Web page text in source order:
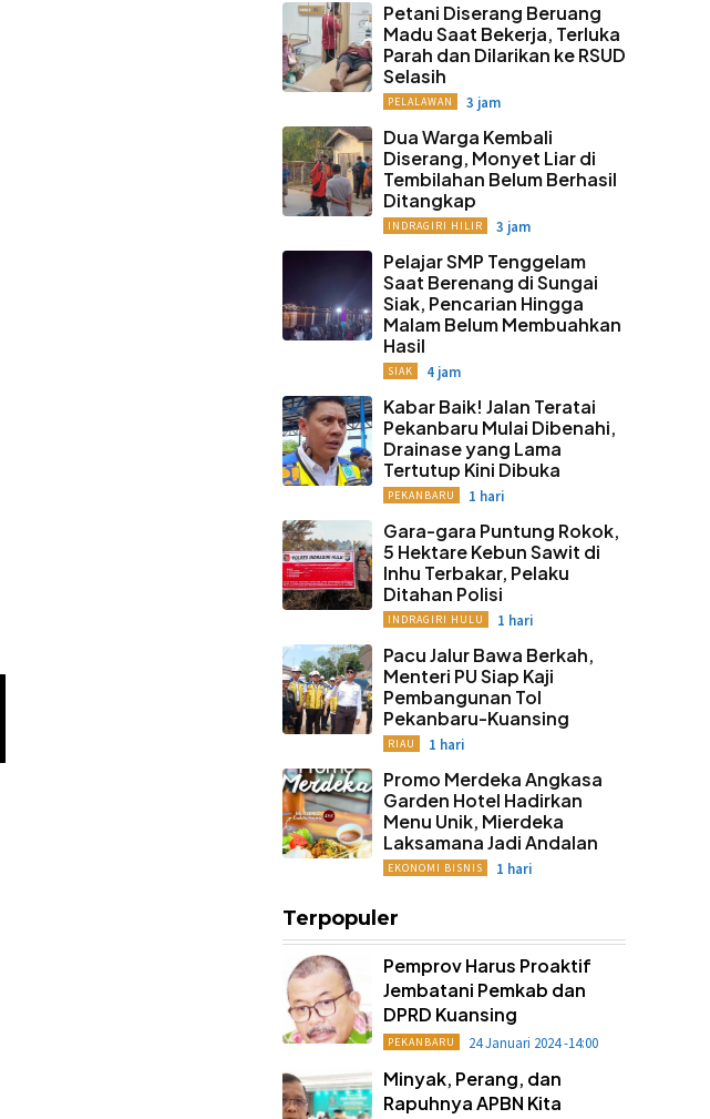
Petani Diserang Beruang
Madu Saat Bekerja, Terluka
Parah dan Dilarikan ke RSUD
Selasih
PELALAWAN 3 jam
Dua Warga Kembali
Diserang, Monyet Liar di
Tembilahan Belum Berhasil
Ditangkap
INDRAGIRI HILIR 3 jam
Pelajar SMP Tenggelam
Saat Berenang di Sungai
Siak, Pencarian Hingga
Malam Belum Membuahkan
Hasil
SIAK 4 jam
Kabar Baik! Jalan Teratai
Pekanbaru Mulai Dibenahi,
Drainase yang Lama
Tertutup Kini Dibuka
PEKANBARU 1 hari
Gara-gara Puntung Rokok,
5 Hektare Kebun Sawit di
Inhu Terbakar, Pelaku
Ditahan Polisi
INDRAGIRI HULU 1 hari
Pacu Jalur Bawa Berkah,
Menteri PU Siap Kaji
Pembangunan Tol
Pekanbaru-Kuansing
RIAU 1 hari
Promo Merdeka Angkasa
Garden Hotel Hadirkan
Menu Unik, Mierdeka
Laksamana Jadi Andalan
EKONOMI BISNIS 1 hari
Terpopuler
Pemprov Harus Proaktif
Jembatani Pemkab dan
DPRD Kuansing
PEKANBARU 24 Januari 2024 -14:00
Minyak, Perang, dan
Rapuhnya APBN Kita